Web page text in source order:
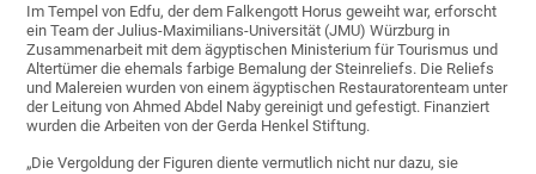
Im Tempel von Edfu, der dem Falkengott Horus geweiht war, erforscht
ein Team der Julius-Maximilians-Universität (JMU) Würzburg in
Zusammenarbeit mit dem ägyptischen Ministerium für Tourismus und
Altertümer die ehemals farbige Bemalung der Steinreliefs. Die Reliefs
und Malereien wurden von einem ägyptischen Restauratorenteam unter
der Leitung von Ahmed Abdel Naby gereinigt und gefestigt. Finanziert
wurden die Arbeiten von der Gerda Henkel Stiftung.
„Die Vergoldung der Figuren diente vermutlich nicht nur dazu, sie